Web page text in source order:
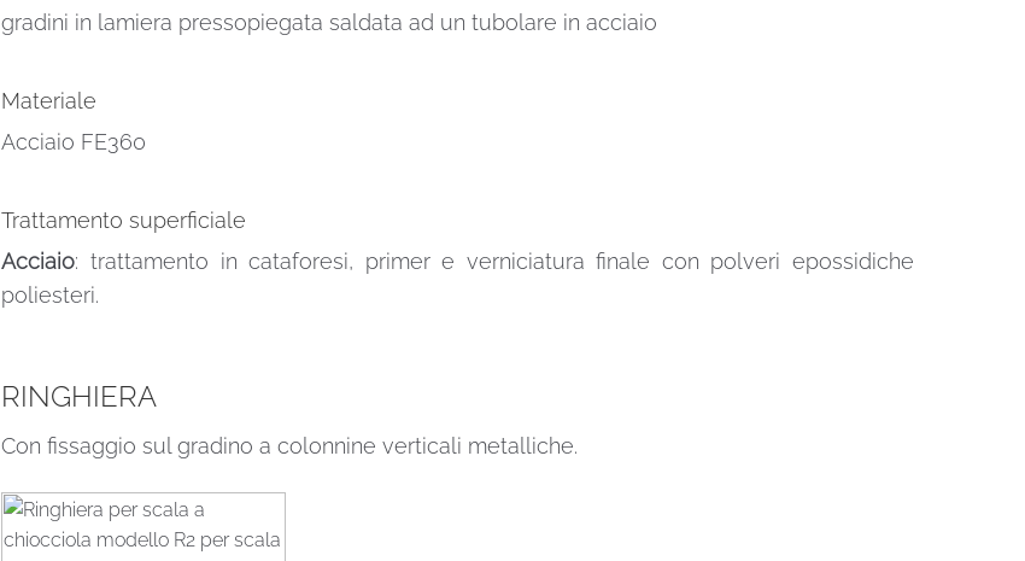
gradini in lamiera pressopiegata saldata ad un tubolare in acciaio
Materiale
Acciaio FE360
Trattamento superficiale
Acciaio: trattamento in cataforesi, primer e verniciatura finale con polveri epossidiche
poliesteri.
RINGHIERA
Con fissaggio sul gradino a colonnine verticali metalliche.